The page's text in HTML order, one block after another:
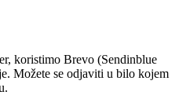
koristimo Brevo (Sendinblue
Možete se odjaviti u bilo kojem